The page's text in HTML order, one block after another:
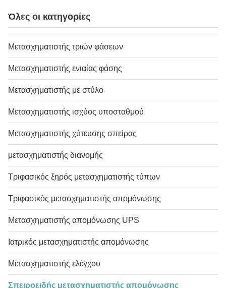
Όλες οι κατηγορίες
Μετασχηματιστής τριών φάσεων
Μετασχηματιστής ενιαίας φάσης
Μετασχηματιστής με στύλο
Μετασχηματιστής ισχύος υποσταθμού
Μετασχηματιστής χύτευσης σπείρας
μετασχηματιστής διανομής
Τριφασικός ξηρός μετασχηματιστής τύπων
Τριφασικός μετασχηματιστής απομόνωσης
Μετασχηματιστής απομόνωσης UPS
Ιατρικός μετασχηματιστής απομόνωσης
Μετασχηματιστής ελέγχου
Σπειροειδής μετασχηματιστής απομόνωσης